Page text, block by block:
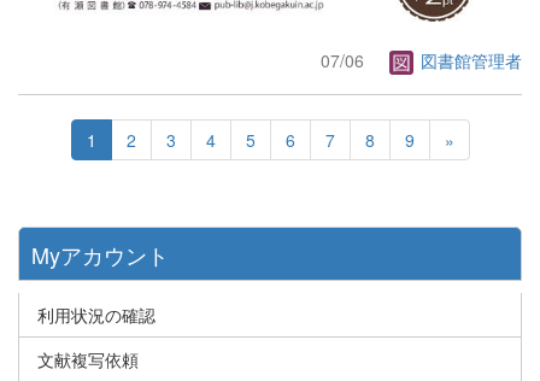
07/06 図書館管理者
1 2 3 4 5 6 7 8 9 »
Myアカウント
利用状況の確認
文献複写依頼